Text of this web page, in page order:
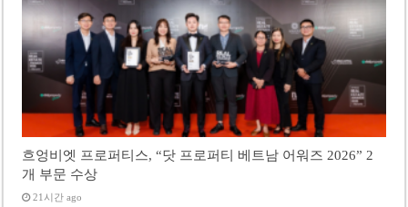
흐엉비엣 프로퍼티스, “닷 프로퍼티 베트남 어워즈 2026” 2
개 부문 수상
21시간 ago